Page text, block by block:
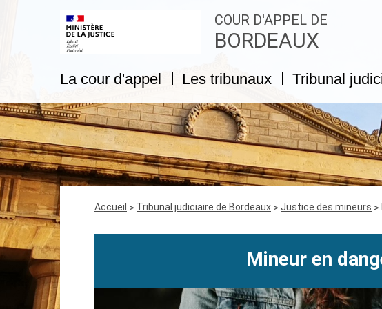
COUR D'APPEL DE
BORDEAUX
La cour d'appel Les tribunaux Tribunal
Fil
Accueil Tribunal judiciaire de Bordeaux Justice des mineurs
Mineur en